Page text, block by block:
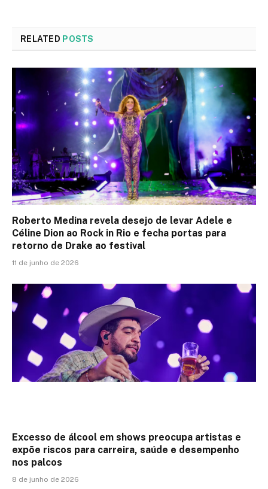
RELATED POSTS
Roberto Medina revela desejo de levar Adele e
Céline Dion ao Rock in Rio e fecha portas para
retorno de Drake ao festival
11 de junho de 2026
Excesso de álcool em shows preocupa artistas e
expõe riscos para carreira, saúde e desempenho
nos palcos
8 de junho de 2026